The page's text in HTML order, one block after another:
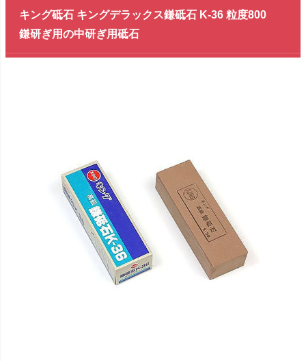
キング砥石 キングデラックス鎌砥石 K-36 粒度800
鎌研ぎ用の中研ぎ用砥石